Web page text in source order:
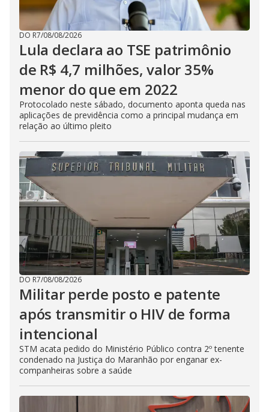
DO R7/08/08/2026
Lula declara ao TSE patrimônio
de R$ 4,7 milhões, valor 35%
menor do que em 2022
Protocolado neste sábado, documento aponta queda nas
aplicações de previdência como a principal mudança em
relação ao último pleito
DO R7/08/08/2026
Militar perde posto e patente
após transmitir o HIV de forma
intencional
STM acata pedido do Ministério Público contra 2º tenente
condenado na Justiça do Maranhão por enganar ex-
companheiras sobre a saúde